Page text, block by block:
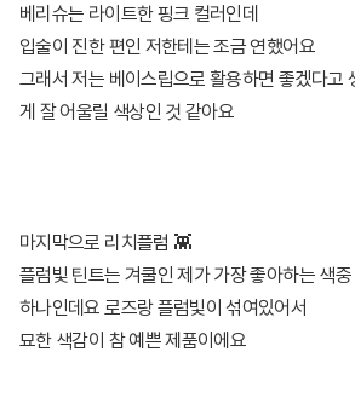
베리슈는 라이트한 핑크 컬러인데
입술이 진한 편인 저한테는 조금 연했어요
그래서 저는 베이스립으로 활용하면 좋겠다고
게 잘 어울릴 색상인 것 같아요
마지막으로 리치플럼 👾
플럼빛 틴트는 겨쿨인 제가 가장 좋아하는 색중
하나인데요 로즈랑 플럼빛이 섞여있어서
묘한 색감이 참 예쁜 제품이에요